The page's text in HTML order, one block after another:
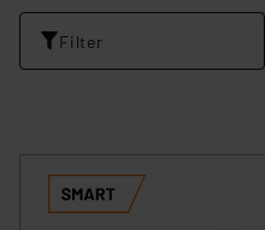
Filter